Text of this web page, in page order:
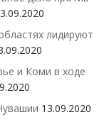
лидируют
и Коми в ходе
13.09.2020